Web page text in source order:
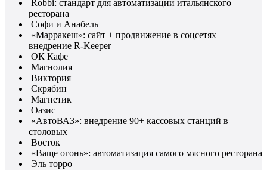
Robbi: стандарт для автоматизации итальянского
ресторана
Софи и Анабель
«Марракеш»: сайт + продвижение в соцсетях+
внедрение R-Keeper
ОК Кафе
Магнолия
Виктория
Скрябин
Магнетик
Оазис
«АвтоВАЗ»: внедрение 90+ кассовых станций в
столовых
Восток
«Ваще огонь»: автоматизация самого мясного ресторана
Эль торро